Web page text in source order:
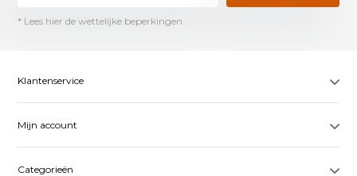
* Lees hier de wettelijke beperkingen
Klantenservice
Mijn account
Categorieën